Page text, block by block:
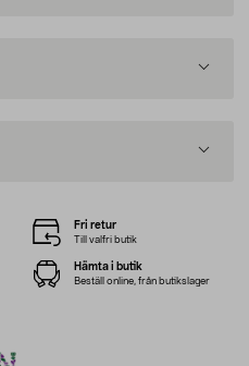
Fri retur
Till valfri butik
Hämta i butik
Beställ online, från butikslager